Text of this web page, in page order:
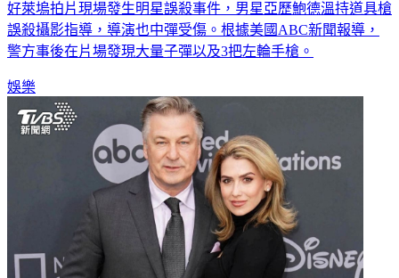
好萊塢拍片現場發生明星誤殺事件，男星亞歷鮑德溫持道具槍
誤殺攝影指導，導演也中彈受傷。根據美國ABC新聞報導，
警方事後在片場發現大量子彈以及3把左輪手槍。
娛樂